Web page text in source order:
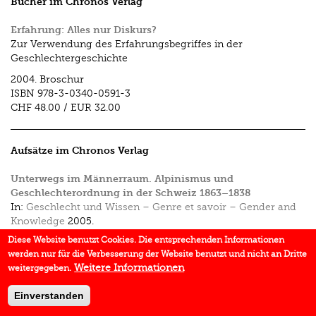
Erfahrung: Alles nur Diskurs?
Zur Verwendung des Erfahrungsbegriffes in der
Geschlechtergeschichte
2004. Broschur
ISBN 978-3-0340-0591-3
CHF 48.00 / EUR 32.00
Aufsätze im Chronos Verlag
Unterwegs im Männerraum. Alpinismus und
Geschlechterordnung in der Schweiz 1863–1838
In: Geschlecht und Wissen – Genre et savoir – Gender and
Knowledge 2005.
Diese Website benutzt Cookies. Die entsprechenden Informationen
werden nur für die Verbesserung der Website benutzt und nicht an Dritte
weitergegeben. Weitere Informationen
Einverstanden